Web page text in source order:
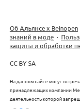
Об Альянсе х Beinopen
знаний в моде ·
защиты и обработки
CC BY-SA
На данном сайте могут
принадлежащих компании
деятельность которой